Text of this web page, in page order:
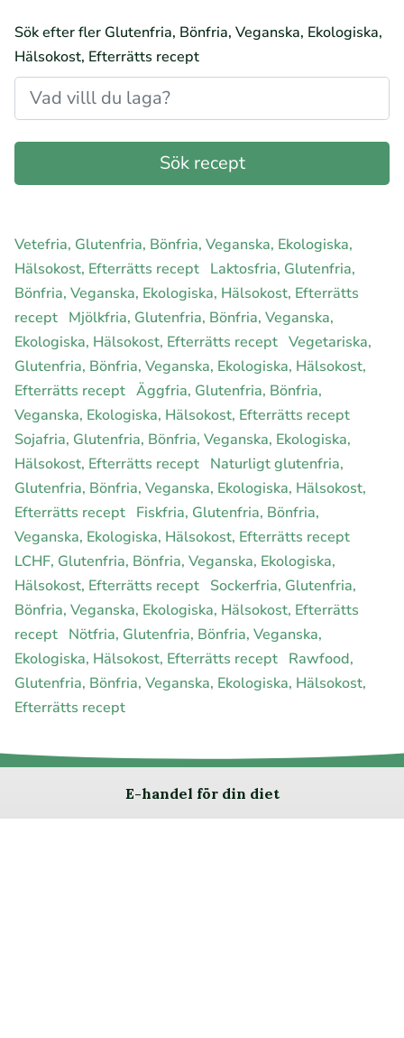
Sök efter fler Glutenfria, Bönfria, Veganska, Ekologiska,
Hälsokost, Efterrätts recept
Vetefria, Glutenfria, Bönfria, Veganska, Ekologiska,
Hälsokost, Efterrätts recept Laktosfria, Glutenfria,
Bönfria, Veganska, Ekologiska, Hälsokost, Efterrätts
recept Mjölkfria, Glutenfria, Bönfria, Veganska,
Ekologiska, Hälsokost, Efterrätts recept Vegetariska,
Glutenfria, Bönfria, Veganska, Ekologiska, Hälsokost,
Efterrätts recept Äggfria, Glutenfria, Bönfria,
Veganska, Ekologiska, Hälsokost, Efterrätts recept
Sojafria, Glutenfria, Bönfria, Veganska, Ekologiska,
Hälsokost, Efterrätts recept Naturligt glutenfria,
Glutenfria, Bönfria, Veganska, Ekologiska, Hälsokost,
Efterrätts recept Fiskfria, Glutenfria, Bönfria,
Veganska, Ekologiska, Hälsokost, Efterrätts recept
LCHF, Glutenfria, Bönfria, Veganska, Ekologiska,
Hälsokost, Efterrätts recept Sockerfria, Glutenfria,
Bönfria, Veganska, Ekologiska, Hälsokost, Efterrätts
recept Nötfria, Glutenfria, Bönfria, Veganska,
Ekologiska, Hälsokost, Efterrätts recept Rawfood,
Glutenfria, Bönfria, Veganska, Ekologiska, Hälsokost,
Efterrätts recept
E-handel för din diet